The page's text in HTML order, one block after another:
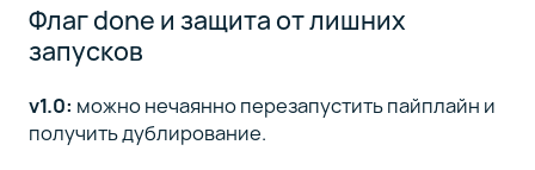
Флаг done и защита от лишних
запусков
v1.0: можно нечаянно перезапустить пайплайн и
получить дублирование.